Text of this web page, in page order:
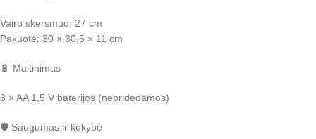
Vairo skersmuo: 27 cm
Pakuotė: 30 × 30,5 × 11 cm
🔋 Maitinimas
3 × AA 1,5 V baterijos (nepridedamos)
🛡️ Saugumas ir kokybė